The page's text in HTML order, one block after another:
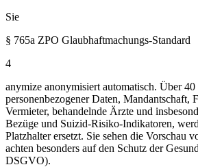
Sie
§ 765a ZPO Glaubhaftmachungs-Standard
4
anymize anonymisiert automatisch. Über
personenbezogener Daten, Mandantschaft,
Vermieter, behandelnde Ärzte und
Bezüge und Suizid-Risiko-Indikatoren,
Platzhalter ersetzt. Sie sehen die Vorschau
achten besonders auf den Schutz der
DSGVO).